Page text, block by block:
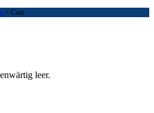
> Cart
leer.